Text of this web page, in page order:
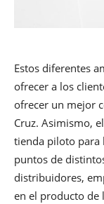
Estos diferentes
ofrecer a los
ofrecer un mejor
Cruz. Asimismo,
tienda piloto para
puntos de
distribuidores,
en el producto de